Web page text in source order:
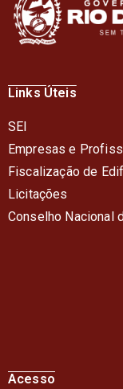
Links Úteis
SEI
Empresas e
Fiscalização de
Licitações
Conselho Nacional
Acesso